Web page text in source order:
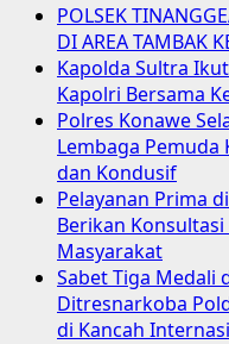
POLSEK
DI AREA TAMBAK
Kapolda Sultra
Kapolri Bersama
Polres Konawe
Lembaga Pemuda
dan Kondusif
Pelayanan Prima
Berikan
Masyarakat
Sabet Tiga Medali
Ditresnarkoba
di Kancah